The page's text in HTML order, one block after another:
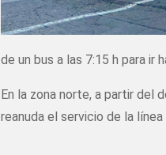
de un bus a las 7:15 h para ir
En la zona norte, a partir del
reanuda el servicio de la